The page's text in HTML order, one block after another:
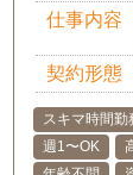
仕事内容
契約形態
スキマ時間勤
週1〜OK